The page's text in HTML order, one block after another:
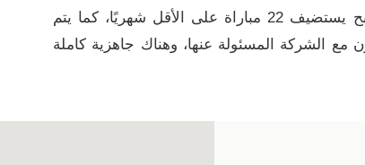
أجل الوصول للمرحلة الحالية، مشيرًا إلى أن الملعب أصبح يستضيف 22 مباراة على الأقل شهريًا، كما يتم
مع الشركة المسئولة عنها، وهناك جاهزية كاملة